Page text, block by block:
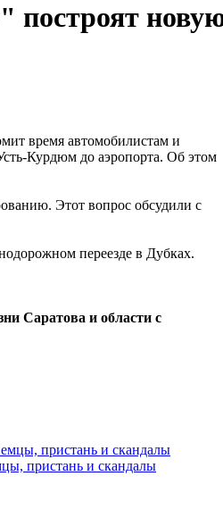
построят
время автомобилистам и
Курдюм до аэропорта. Об этом
Этот вопрос обсудили с
переезде в Дубках.
Саратова и области с
пристань и скандалы